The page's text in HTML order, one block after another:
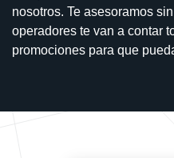
nosotros. Te asesoramos
operadores te van a contar
promociones para que